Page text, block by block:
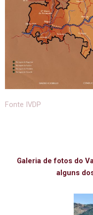
Fonte IVDP
Galeria de fotos do
alguns